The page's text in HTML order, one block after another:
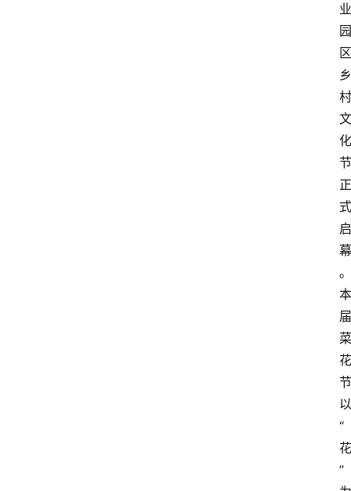
业
园
区
乡
村
文
化
节
正
式
启
幕
。
本
届
菜
花
节
以
“
花
”